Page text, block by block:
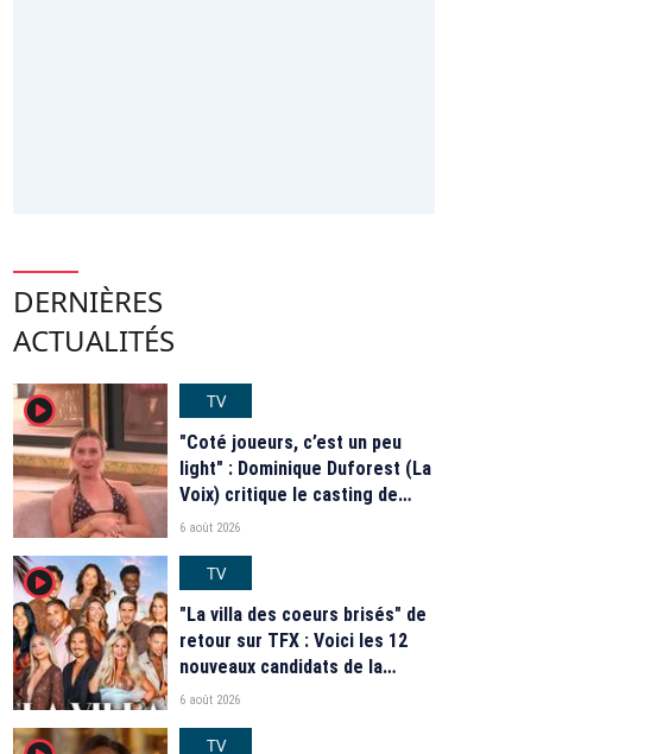
DERNIÈRES
ACTUALITÉS
player2
TV
"Coté joueurs, c’est un peu
light" : Dominique Duforest (La
Voix) critique le casting de
"Secret Story" 2026
6 août 2026
player2
TV
"La villa des coeurs brisés" de
retour sur TFX : Voici les 12
nouveaux candidats de la
saison 2026
6 août 2026
TV